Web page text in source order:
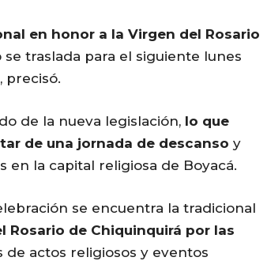
en honor a la Virgen del Rosario
traslada para el siguiente lunes
precisó.
de la nueva legislación, lo que
de una jornada de descanso y
en la capital religiosa de Boyacá.
se encuentra la tradicional
de Chiquinquirá por las
de actos religiosos y eventos